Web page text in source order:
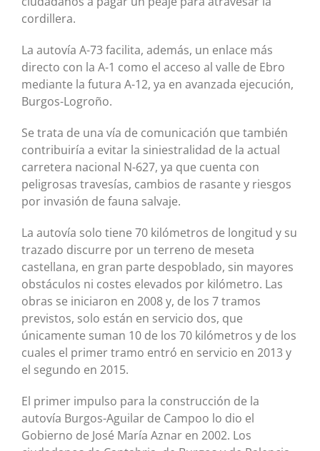
cordillera.
La autovía A-73 facilita, además, un enlace más
directo con la A-1 como el acceso al valle de Ebro
mediante la futura A-12, ya en avanzada ejecución,
Burgos-Logroño.
Se trata de una vía de comunicación que también
contribuiría a evitar la siniestralidad de la actual
carretera nacional N-627, ya que cuenta con
peligrosas travesías, cambios de rasante y riesgos
por invasión de fauna salvaje.
La autovía solo tiene 70 kilómetros de longitud y su
trazado discurre por un terreno de meseta
castellana, en gran parte despoblado, sin mayores
obstáculos ni costes elevados por kilómetro. Las
obras se iniciaron en 2008 y, de los 7 tramos
previstos, solo están en servicio dos, que
únicamente suman 10 de los 70 kilómetros y de los
cuales el primer tramo entró en servicio en 2013 y
el segundo en 2015.
El primer impulso para la construcción de la
autovía Burgos-Aguilar de Campoo lo dio el
Gobierno de José María Aznar en 2002. Los